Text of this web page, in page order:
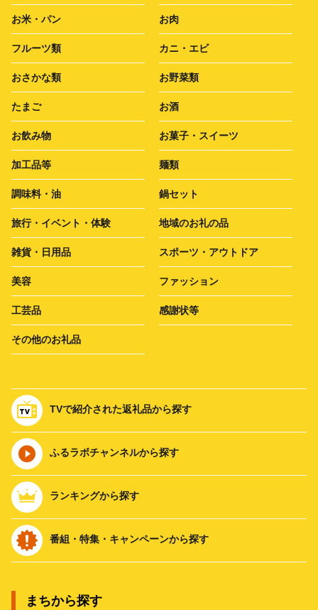
お米・パン お肉
フルーツ類 カニ・エビ
おさかな類 お野菜類
たまご お酒
お飲み物 お菓子・スイーツ
加工品等 麺類
調味料・油 鍋セット
旅行・イベント・体験 地域のお礼の品
雑貨・日用品 スポーツ・アウトドア
美容 ファッション
工芸品 感謝状等
その他のお礼品
TVで紹介された返礼品から探す
ふるラボチャンネルから探す
ランキングから探す
番組・特集・キャンペーンから探す
まちから探す